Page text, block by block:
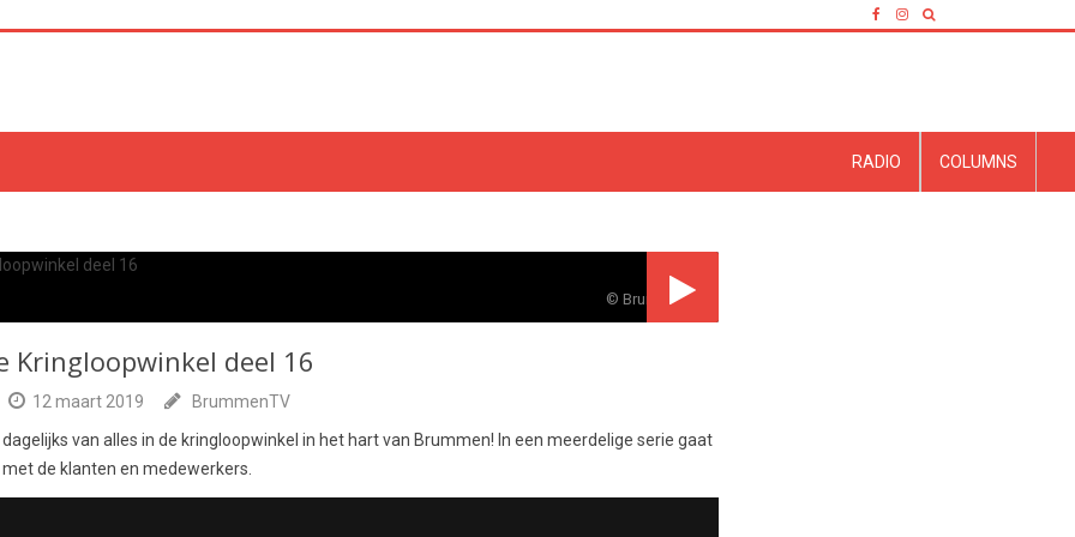
COLUMNS
RADIO
© BrummenTV
Kringloopwinkel deel 16
12 maart 2019
BrummenTV
van alles in de kringloopwinkel in het hart van Brummen! In een meerdelige serie gaat
de klanten en medewerkers.